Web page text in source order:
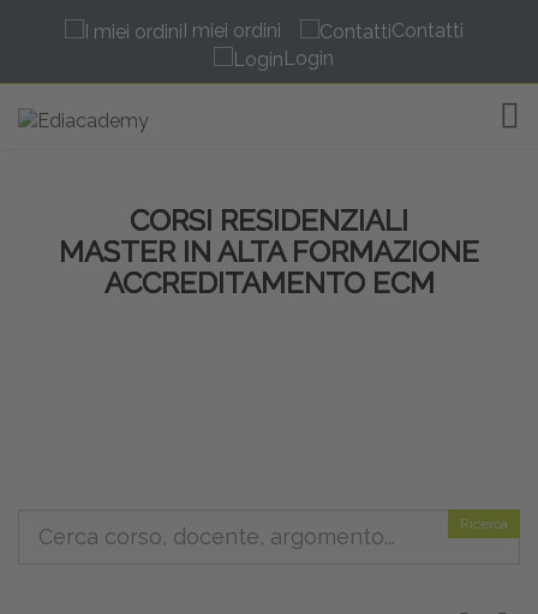
I miei ordini
Contatti
Login
CORSI RESIDENZIALI
MASTER IN ALTA FORMAZIONE
ACCREDITAMENTO ECM
Ricerca